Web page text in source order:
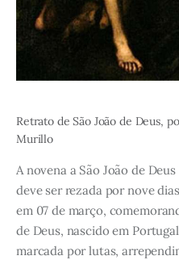
Retrato de São João de Deus,
Murillo
A novena a São João de
deve ser rezada por nove
em 07 de março,
de Deus, nascido em
marcada por lutas,